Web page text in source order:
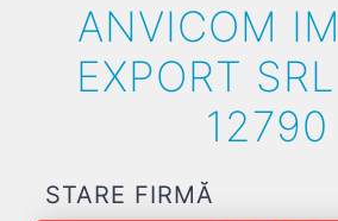
ANVICOM
EXPORT
12790
STARE FIRMĂ